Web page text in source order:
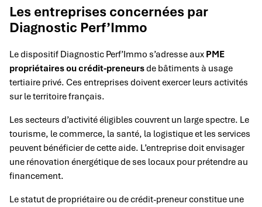
Les entreprises concernées par
Diagnostic Perf’Immo
Le dispositif Diagnostic Perf’Immo s’adresse aux PME
propriétaires ou crédit-preneursde bâtiments à usage
tertiaire privé. Ces entreprises doivent exercer leurs activités
sur le territoire français.
Les secteurs d’activité éligibles couvrent un large spectre. Le
tourisme, le commerce, la santé, la logistique et les services
peuvent bénéficier de cette aide. L’entreprise doit envisager
une rénovation énergétique de ses locaux pour prétendre au
financement.
Le statut de propriétaire ou de crédit-preneur constitue une